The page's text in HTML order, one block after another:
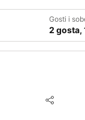
Gosti i
2 gosta,
Deli